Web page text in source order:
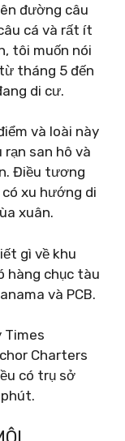
đường câu
cá và rất ít
tôi muốn nói
tháng 5 đến
di cư.
và loài này
san hô và
Điều tương
xu hướng di
xuân.
gì về khu
hàng chục tàu
và PCB.
Times
Charters
có trụ sở